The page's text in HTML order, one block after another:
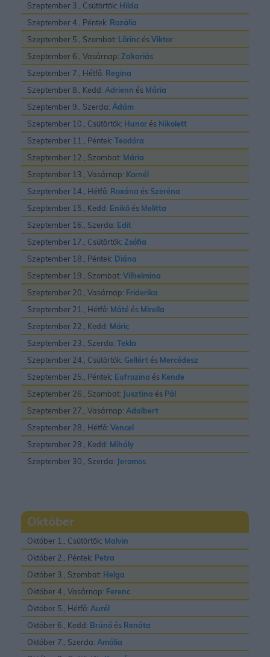
Szeptember 3., Csütörtök: Hilda
Szeptember 4., Péntek: Rozália
Szeptember 5., Szombat: Lõrinc ésViktor
Szeptember 6., Vasárnap: Zakariás
Szeptember 7., Hétfő: Regina
Szeptember 8., Kedd: Adrienn és Mária
Szeptember 9., Szerda: Ádám
Szeptember 10., Csütörtök: Hunor és Nikolett
Szeptember 11., Péntek: Teodóra
Szeptember 12., Szombat: Mária
Szeptember 13., Vasárnap: Kornél
Szeptember 14., Hétfő: Roxána és Szeréna
Szeptember 15., Kedd: Enikõ és Melitta
Szeptember 16., Szerda: Edit
Szeptember 17., Csütörtök: Zsófia
Szeptember 18., Péntek: Diána
Szeptember 19., Szombat: Vilhelmina
Szeptember 20., Vasárnap: Friderika
Szeptember 21., Hétfő: Máté és Mirella
Szeptember 22., Kedd: Móric
Szeptember 23., Szerda: Tekla
Szeptember 24., Csütörtök: Gellért és Mercédesz
Szeptember 25., Péntek: Eufrozina és Kende
Szeptember 26., Szombat: Jusztina és Pál
Szeptember 27., Vasárnap: Adalbert
Szeptember 28., Hétfő: Vencel
Szeptember 29., Kedd: Mihály
Szeptember 30., Szerda: Jeromos
Október
Október 1., Csütörtök: Malvin
Október 2., Péntek: Petra
Október 3., Szombat: Helga
Október 4., Vasárnap: Ferenc
Október 5., Hétfő: Aurél
Október 6., Kedd: Brúnó és Renáta
Október 7., Szerda: Amália